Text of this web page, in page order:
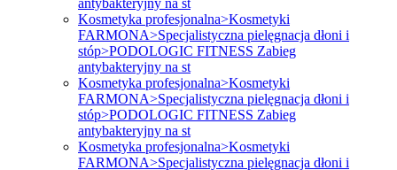
Kosmetyka profesjonalna>Kosmetyki
FARMONA>Specjalistyczna pielęgnacja dłoni i
stóp>PODOLOGIC FITNESS Zabieg
antybakteryjny na st
Kosmetyka profesjonalna>Kosmetyki
FARMONA>Specjalistyczna pielęgnacja dłoni i
stóp>PODOLOGIC FITNESS Zabieg
antybakteryjny na st
Kosmetyka profesjonalna>Kosmetyki
FARMONA>Specjalistyczna pielęgnacja dłoni i